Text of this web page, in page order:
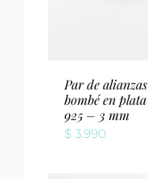
Par de alianzas
bombé en plata
925 – 3 mm
$ 3.990